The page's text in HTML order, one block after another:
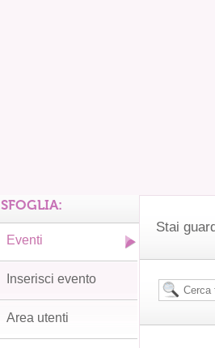
Stai
SFOGLIA:
Eventi
Inserisci evento
Area utenti